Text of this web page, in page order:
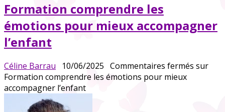
Formation comprendre les
émotions pour mieux accompagner
l’enfant
Céline Barrau 10/06/2025 Commentaires fermés sur
Formation comprendre les émotions pour mieux
accompagner l’enfant